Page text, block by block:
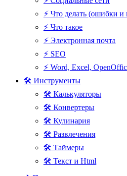
⚡ Что делать (ошибки
⚡ Что такое
⚡ Электронная почта
⚡ SEO
⚡ Word, Excel,
🛠 Инструменты
🛠 Калькуляторы
🛠 Конвертеры
🛠 Кулинария
🛠 Развлечения
🛠 Таймеры
🛠 Текст и Html